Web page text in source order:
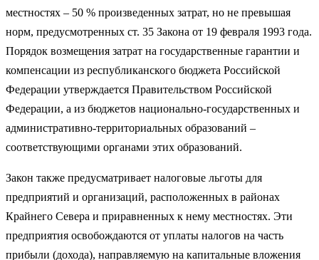
местностях – 50 % произведенных затрат, но не превышая
норм, предусмотренных ст. 35 Закона от 19 февраля 1993 года.
Порядок возмещения затрат на государственные гарантии и
компенсации из республиканского бюджета Российской
Федерации утверждается Правительством Российской
Федерации, а из бюджетов национально-государственных и
административно-территориальных образований –
соответствующими органами этих образований.
Закон также предусматривает налоговые льготы для
предприятий и организаций, расположенных в районах
Крайнего Севера и приравненных к нему местностях. Эти
предприятия освобождаются от уплаты налогов на часть
прибыли (дохода), направляемую на капитальные вложения